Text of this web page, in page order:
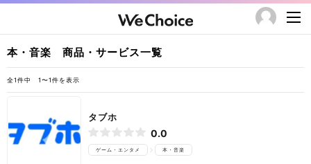
本・音楽 商品・サービス一覧
全1件中 1〜1件を表示
タブホ
0.0
ゲーム・エンタメ 本・音楽